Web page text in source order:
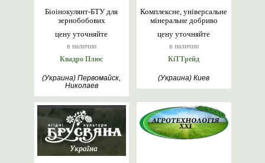
цену уточняйте
в наличии
Біоінокулянт-БТУ для
зернобобових
Квадро Плюс
(Украина) Первомайск,
Николаев
цену уточняйте
в наличии
Комплексне, універсальне
мінеральне добриво
КіТТрейд
(Украина) Киев